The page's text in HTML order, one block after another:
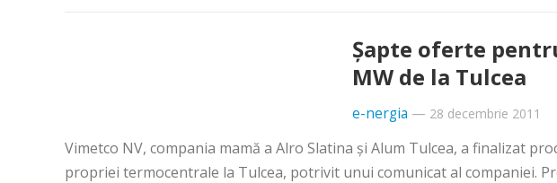
Şapte oferte
MW de la Tulcea
e-nergia — 28 decembrie 2011
Vimetco NV, compania mamă a Alro Slatina şi Alum Tulcea, a finalizat
propriei termocentrale la Tulcea, potrivit unui comunicat al companiei.